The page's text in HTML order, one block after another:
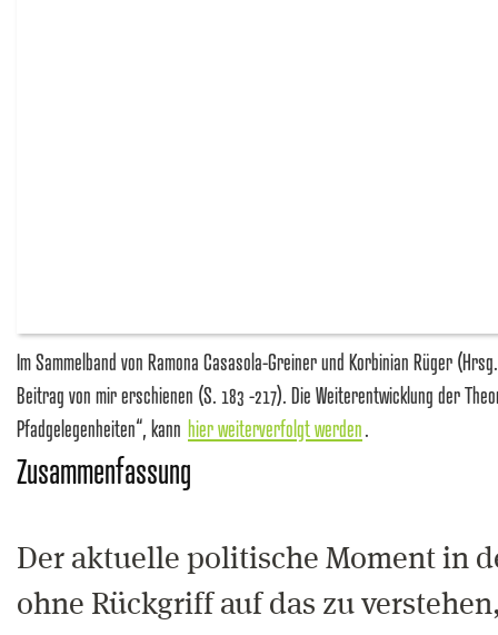
Im Sammelband von Ramona Casasola-Greiner und Korbinian Rüger
Beitrag von mir erschienen (S. 183 -217). Die Weiterentwicklung der
Pfadgelegenheiten“, kann hier weiterverfolgt werden.
Zusammenfassung
Der aktuelle politische Moment in
ohne Rückgriff auf das zu